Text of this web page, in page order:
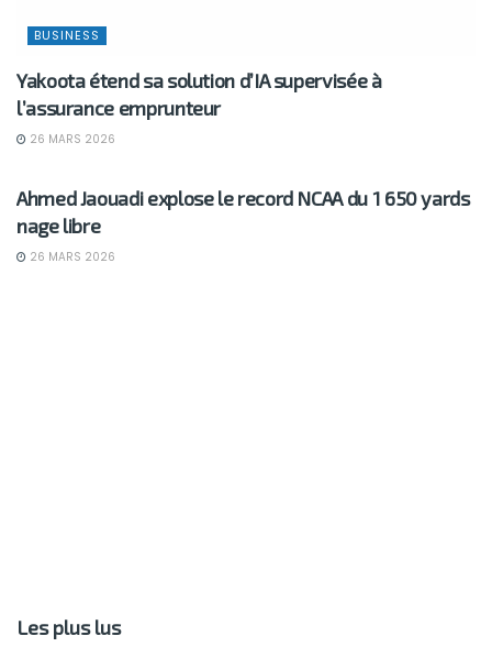
BUSINESS
Yakoota étend sa solution d’IA supervisée à
l’assurance emprunteur
26 MARS 2026
Ahmed Jaouadi explose le record NCAA du 1 650 yards
nage libre
26 MARS 2026
Les plus lus